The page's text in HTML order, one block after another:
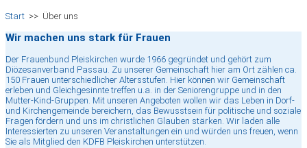
Start >> Über uns
Wir machen uns stark für Frauen
Der Frauenbund Pleiskirchen wurde 1966 gegründet und gehört zum
Diözesanverband Passau. Zu unserer Gemeinschaft hier am Ort zählen ca.
150 Frauen unterschiedlicher Altersstufen. Hier können wir Gemeinschaft
erleben und Gleichgesinnte treffen u.a. in der Seniorengruppe und in den
Mutter-Kind-Gruppen. Mit unseren Angeboten wollen wir das Leben in Dorf-
und Kirchengemeinde bereichern, das Bewusstsein für politische und soziale
Fragen fördern und uns im christlichen Glauben stärken. Wir laden alle
Interessierten zu unseren Veranstaltungen ein und würden uns freuen, wenn
Sie als Mitglied den KDFB Pleiskirchen unterstützen.